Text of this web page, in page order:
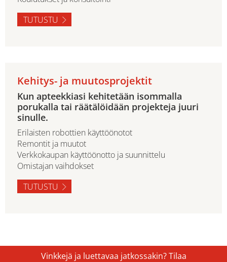
TUTUSTU
Kehitys- ja muutosprojektit
Kun apteekkiasi kehitetään isommalla
porukalla tai räätälöidään projekteja juuri
sinulle.
Erilaisten robottien käyttöönotot
Remontit ja muutot
Verkkokaupan käyttöönotto ja suunnittelu
Omistajan vaihdokset
TUTUSTU
Vinkkejä ja luettavaa jatkossakin? Tilaa